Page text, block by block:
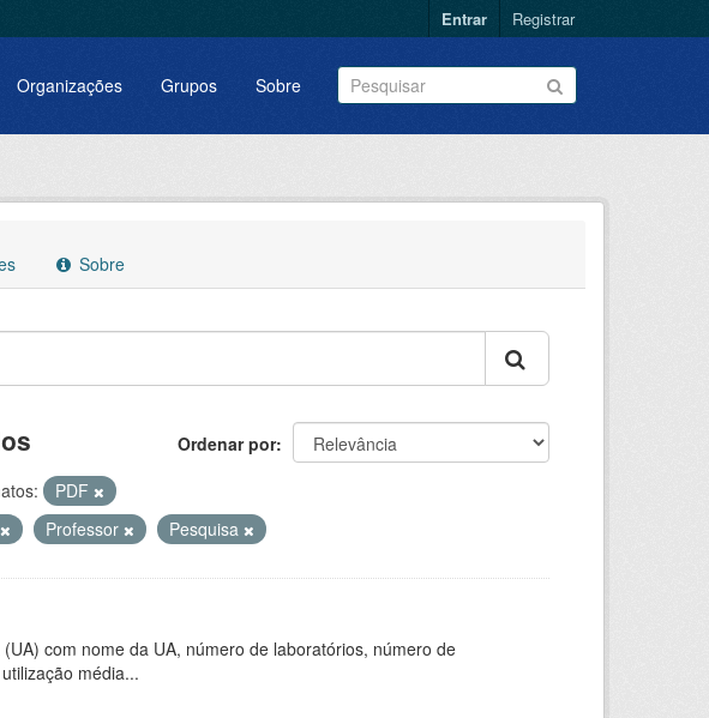
Entrar Registrar
Organizações Grupos Sobre
Sobre
Ordenar por
PDF
Professor Pesquisa
com nome da UA, número de laboratórios, número de
média...